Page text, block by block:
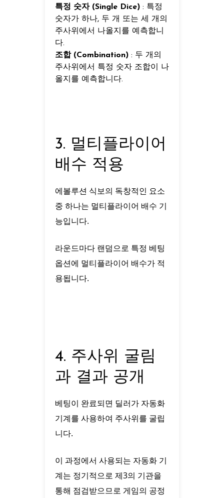
특정 숫자 (Single Dice) : 특정
숫자가 하나, 두 개 또는 세 개의
주사위에서 나올지를 예측합니
다.
조합 (Combination) : 두 개의
주사위에서 특정 숫자 조합이 나
올지를 예측합니다.
3. 멀티플라이어
배수 적용
에볼루션 식보의 독창적인 요소
중 하나는 멀티플라이어 배수 기
능입니다.
라운드마다 랜덤으로 특정 베팅
옵션에 멀티플라이어 배수가 적
용됩니다.
4. 주사위 굴림
과 결과 공개
베팅이 완료되면 딜러가 자동화
기계를 사용하여 주사위를 굴립
니다.
이 과정에서 사용되는 자동화 기
계는 정기적으로 제3의 기관을
통해 점검받으므로 게임의 공정